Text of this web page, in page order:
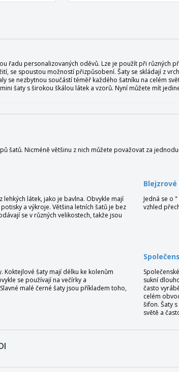
řadu personalizovaných oděvů. Lze je použít při různých
se spoustou možností přizpůsobení. Šaty se skládají z
se nezbytnou součástí téměř každého šatníku na celém
šaty s širokou škálou látek a vzorů. Nyní můžete mít
šatů. Nicméně většinu z nich můžete považovat za
lehkých látek, jako je bavlna. Obvykle mají
a výkroje. Většina letních šatů je bez
se v různých velikostech, takže jsou
Jedná se o
vzhled
Koktejlové šaty mají délku ke kolenům
se používají na večírky a
malé černé šaty jsou příkladem toho,
sukní
často
celém
šifon. Šaty
světě a